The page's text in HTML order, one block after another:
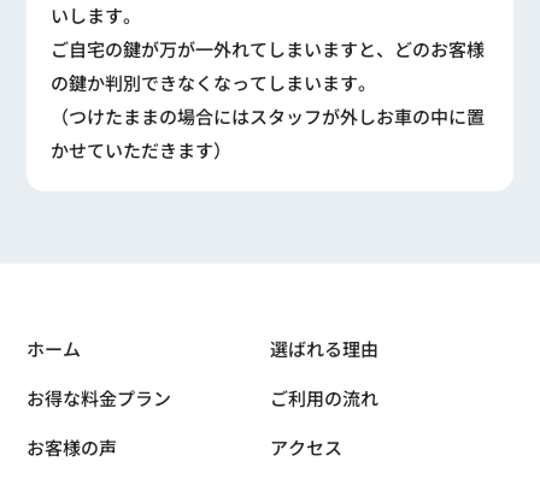
いします。
ご自宅の鍵が万が一外れてしまいますと、どのお客様
の鍵か判別できなくなってしまいます。
（つけたままの場合にはスタッフが外しお車の中に置
かせていただきます）
ホーム
選ばれる理由
お得な料金プラン
ご利用の流れ
お客様の声
アクセス